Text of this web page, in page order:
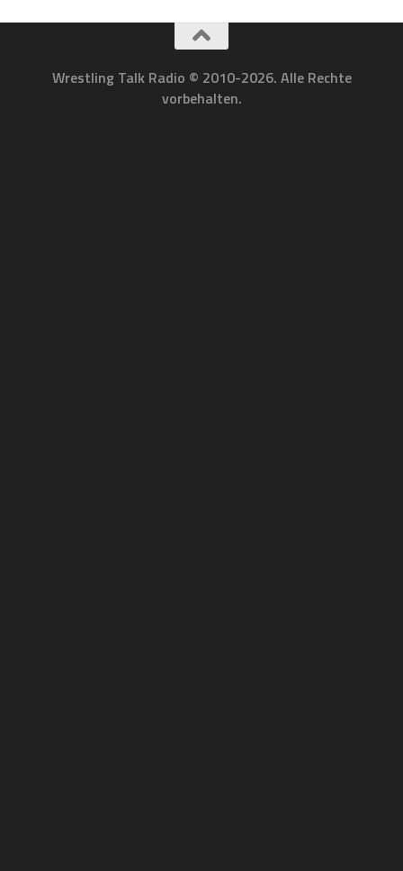
Wrestling Talk Radio © 2010-2026. Alle Rechte
vorbehalten.